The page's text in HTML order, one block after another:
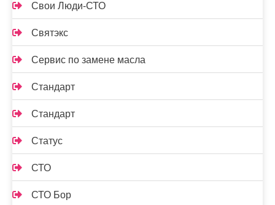
Свои Люди-СТО
Святэкс
Сервис по замене масла
Стандарт
Стандарт
Статус
СТО
СТО Бор